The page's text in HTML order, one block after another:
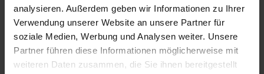
analysieren. Außerdem geben wir Informationen zu Ihrer
Verwendung unserer Website an unsere Partner für
soziale Medien, Werbung und Analysen weiter. Unsere
Partner führen diese Informationen möglicherweise mit
weiteren Daten zusammen, die Sie ihnen bereitgestellt